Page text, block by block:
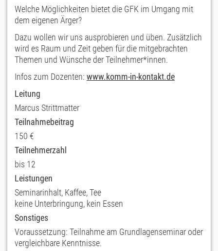
Welche Möglichkeiten bietet die GFK im Umgang mit
dem eigenen Ärger?
Dazu wollen wir uns ausprobieren und üben. Zusätzlich
wird es Raum und Zeit geben für die mitgebrachten
Themen und Wünsche der Teilnehmer*innen.
Infos zum Dozenten: www.komm-in-kontakt.de
Leitung
Marcus Strittmatter
Teilnahmebeitrag
150 €
Teilnehmerzahl
bis 12
Leistungen
Seminarinhalt, Kaffee, Tee
keine Unterbringung, kein Essen
Sonstiges
Voraussetzung: Teilnahme am Grundlagenseminar oder
vergleichbare Kenntnisse.